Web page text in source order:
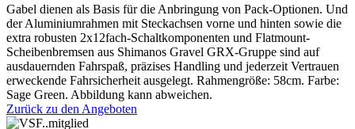
Gabel dienen als Basis für die Anbringung von Pack-Optionen. Und
der Aluminiumrahmen mit Steckachsen vorne und hinten sowie die
extra robusten 2x12fach-Schaltkomponenten und Flatmount-
Scheibenbremsen aus Shimanos Gravel GRX-Gruppe sind auf
ausdauernden Fahrspaß, präzises Handling und jederzeit Vertrauen
erweckende Fahrsicherheit ausgelegt. Rahmengröße: 58cm. Farbe:
Sage Green. Abbildung kann abweichen.
Zurück zu den Angeboten